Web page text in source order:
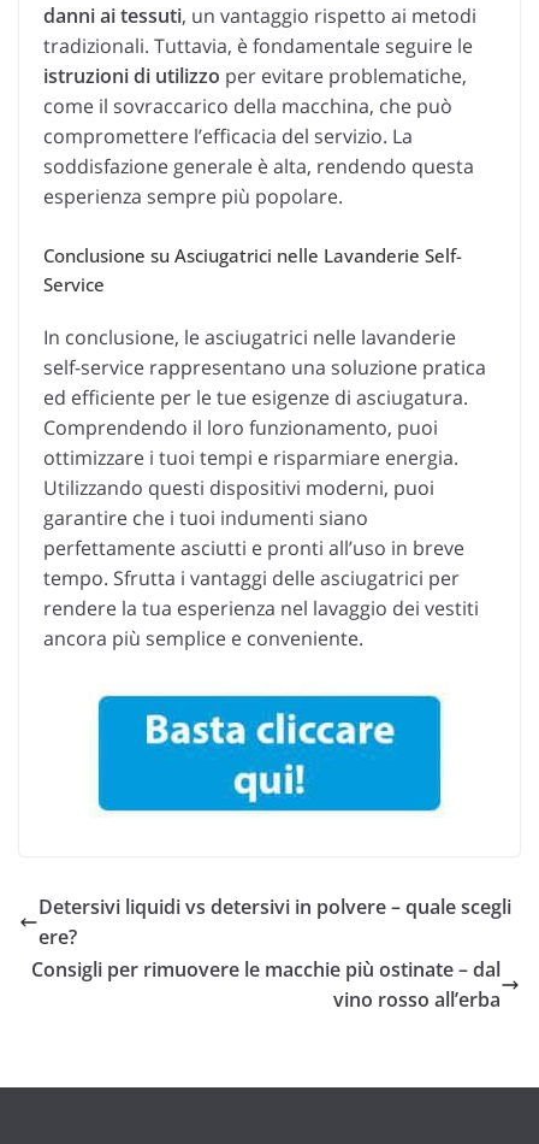
danni ai tessuti, un vantaggio rispetto ai metodi
tradizionali. Tuttavia, è fondamentale seguire le
istruzioni di utilizzo per evitare problematiche,
come il sovraccarico della macchina, che può
compromettere l’efficacia del servizio. La
soddisfazione generale è alta, rendendo questa
esperienza sempre più popolare.
Conclusione su Asciugatrici nelle Lavanderie Self-
Service
In conclusione, le asciugatrici nelle lavanderie
self-service rappresentano una soluzione pratica
ed efficiente per le tue esigenze di asciugatura.
Comprendendo il loro funzionamento, puoi
ottimizzare i tuoi tempi e risparmiare energia.
Utilizzando questi dispositivi moderni, puoi
garantire che i tuoi indumenti siano
perfettamente asciutti e pronti all’uso in breve
tempo. Sfrutta i vantaggi delle asciugatrici per
rendere la tua esperienza nel lavaggio dei vestiti
ancora più semplice e conveniente.
Detersivi liquidi vs detersivi in polvere – quale scegli
ere?
Consigli per rimuovere le macchie più ostinate – dal
vino rosso all’erba